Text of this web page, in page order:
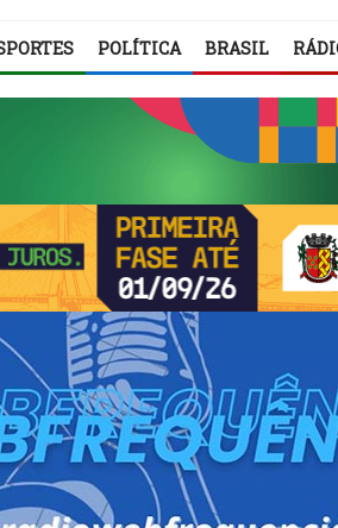
POLÍTICA BRASIL